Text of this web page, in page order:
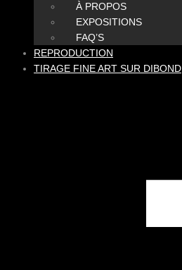
À PROPOS
EXPOSITIONS
FAQ’S
REPRODUCTION
TIRAGE FINE ART SUR DIBOND